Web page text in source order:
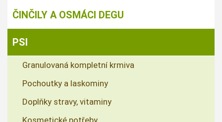
ČINČILY A OSMÁCI DEGU
PSI
Granulovaná kompletní krmiva
Pochoutky a laskominy
Doplňky stravy, vitaminy